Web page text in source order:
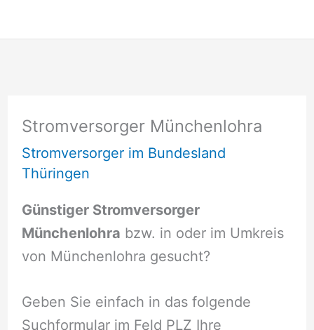
Stromversorger Münchenlohra
Stromversorger im Bundesland
Thüringen
Günstiger Stromversorger
Münchenlohra bzw. in oder im Umkreis
von Münchenlohra gesucht?
Geben Sie einfach in das folgende
Suchformular im Feld PLZ Ihre